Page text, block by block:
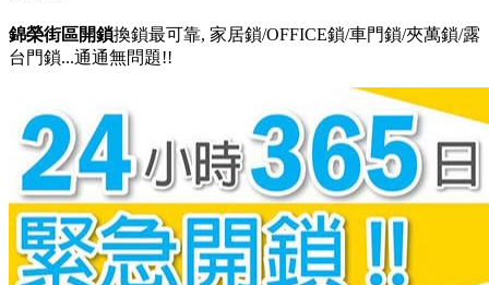
錦榮街區開鎖換鎖最可靠, 家居鎖/OFFICE鎖/車門鎖/夾萬鎖/露
台門鎖...通通無問題!!